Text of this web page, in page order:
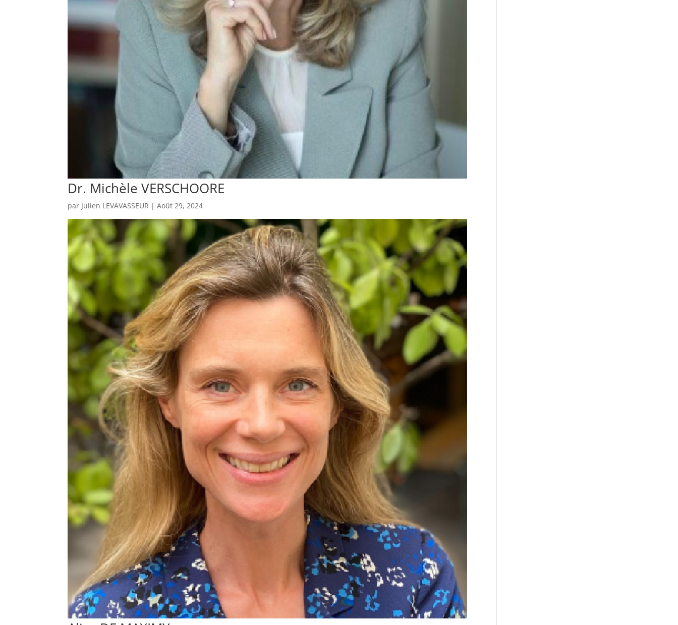
Dr. Michèle VERSCHOORE
par Julien LEVAVASSEUR |Août 29, 2024